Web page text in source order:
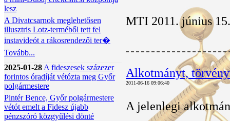
lesz
A Divatcsarnok meglehetősen
illusztris Lotz-terméből tett fel
instavideót a rákosrendezői ter�
Tovább...
2025-01-28 A fideszesek százezer
forintos óradíját vétózta meg Győr
polgármestere
Pintér Bence, Győr polgármestere
vétót emelt a Fidesz újabb
pénzszóró közgyűlési dönté
MTI 2011. június
Alkotmányt,
2011-06-16 09:06:40
A jelenlegi